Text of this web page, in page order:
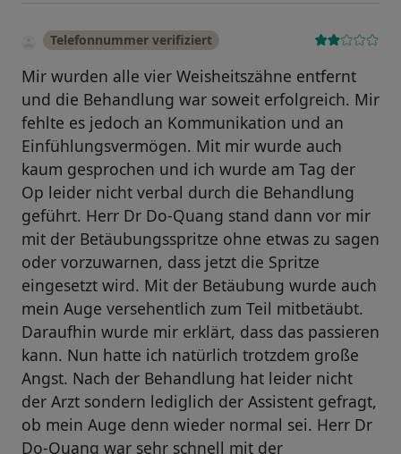
Telefonnummer verifiziert
Mir wurden alle vier Weisheitszähne entfernt
und die Behandlung war soweit erfolgreich. Mir
fehlte es jedoch an Kommunikation und an
Einfühlungsvermögen. Mit mir wurde auch
kaum gesprochen und ich wurde am Tag der
Op leider nicht verbal durch die Behandlung
geführt. Herr Dr Do-Quang stand dann vor mir
mit der Betäubungsspritze ohne etwas zu sagen
oder vorzuwarnen, dass jetzt die Spritze
eingesetzt wird. Mit der Betäubung wurde auch
mein Auge versehentlich zum Teil mitbetäubt.
Daraufhin wurde mir erklärt, dass das passieren
kann. Nun hatte ich natürlich trotzdem große
Angst. Nach der Behandlung hat leider nicht
der Arzt sondern lediglich der Assistent gefragt,
ob mein Auge denn wieder normal sei. Herr Dr
Do-Quang war sehr schnell mit der